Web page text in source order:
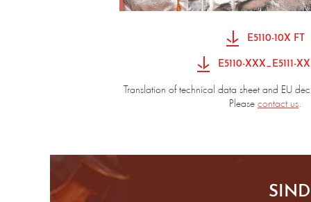
E5110-10X FT
E5110-XXX_E5111-
Translation of technical data sheet and EU
Please contact us.